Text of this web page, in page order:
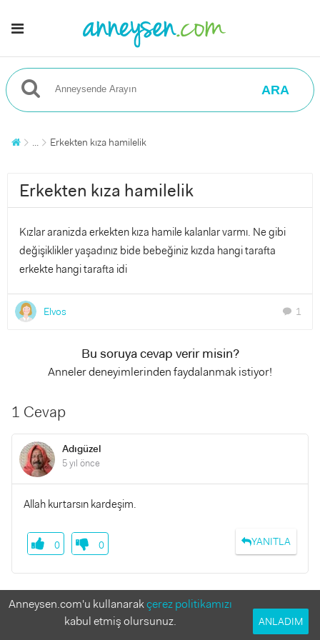
ARA
... Erkekten kıza hamilelik
Erkekten kıza hamilelik
Kızlar aranizda erkekten kıza hamile kalanlar varmı. Ne gibi
değişiklikler yaşadınız bide bebeğiniz kızda hangi tarafta
erkekte hangi tarafta idi
Elvos chat 1
Bu soruya cevap verir misin?
Anneler deneyimlerinden faydalanmak istiyor!
1 Cevap
Adıgüzel
5 yıl önce
Allah kurtarsın kardeşim.
YANITLA
0 0
Benzer Sorular
Anneysen.com'u kullanarakçerez politikamızı
kabul etmiş olursunuz.
ANLADIM